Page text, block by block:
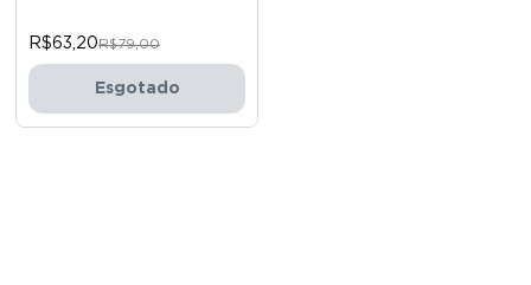
R$63,20R$79,00
Esgotado